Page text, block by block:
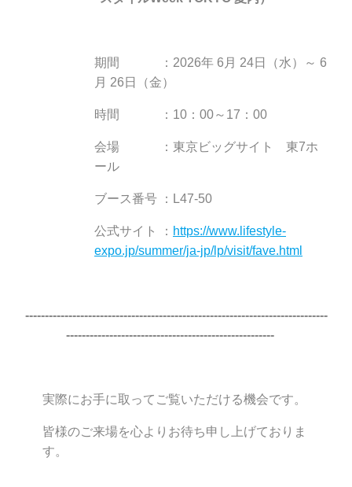
期間 ：2026年 6月 24日（水）～ 6
月 26日（金）
時間 ：10：00～17：00
会場 ：東京ビッグサイト 東7ホ
ール
ブース番号 ：L47-50
公式サイト ： https://www.lifestyle-
expo.jp/summer/ja-jp/lp/visit/fave.html
-----------------------------------------------------------------------------
-----------------------------------------------------
実際にお手に取ってご覧いただける機会です。
皆様のご来場を心よりお待ち申し上げておりま
す。